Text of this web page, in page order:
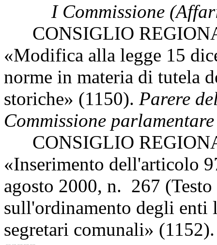
I Commissione
CONSIGLIO
«Modifica alla legge 15
norme in materia di tutela
storiche» (1150). Parere
Commissione
CONSIGLIO
«Inserimento dell'articolo
agosto 2000, n. 267
sull'ordinamento degli
segretari comunali»